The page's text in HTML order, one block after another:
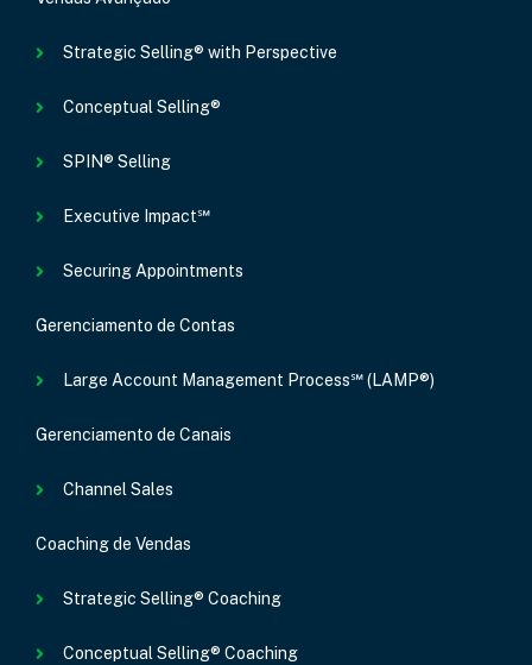
Strategic Selling® with Perspective
Conceptual Selling®
SPIN® Selling
Executive Impact℠
Securing Appointments
Gerenciamento de Contas
Large Account Management Process℠ (LAMP®)
Gerenciamento de Canais
Channel Sales
Coaching de Vendas
Strategic Selling® Coaching
Conceptual Selling® Coaching